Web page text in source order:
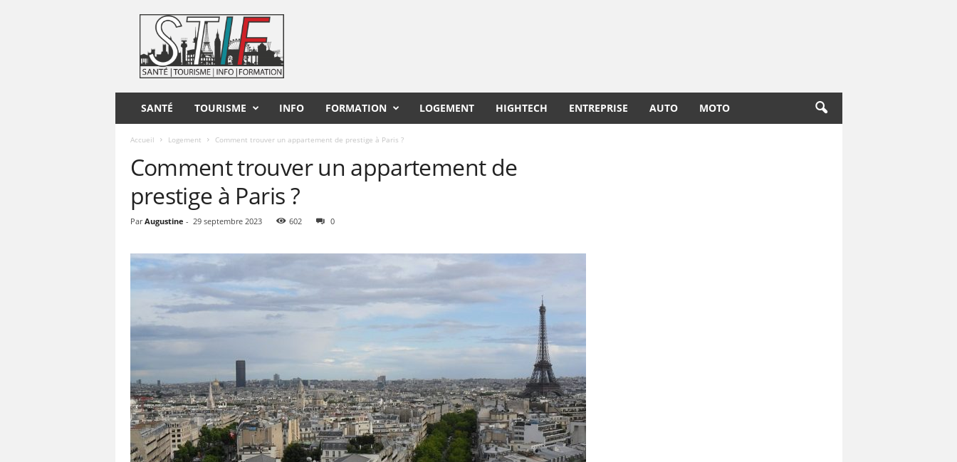
SANTÉ TOURISME INFO FORMATION LOGEMENT HIGHTECH ENTREPRISE AUTO MOTO
Accueil Logement Comment trouver un appartement de prestige à Paris ?
Comment trouver un appartement de
prestige à Paris ?
Par Augustine - 29 septembre 2023 602 0